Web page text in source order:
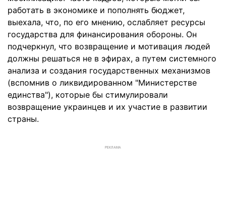
работать в экономике и пополнять бюджет,
выехала, что, по его мнению, ослабляет ресурсы
государства для финансирования обороны. Он
подчеркнул, что возвращение и мотивация людей
должны решаться не в эфирах, а путем системного
анализа и создания государственных механизмов
(вспомнив о ликвидированном "Министерстве
единства"), которые бы стимулировали
возвращение украинцев и их участие в развитии
страны.
РЕКЛАМА